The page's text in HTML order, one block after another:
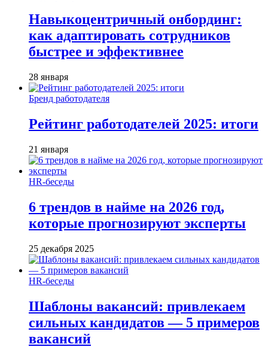
Навыкоцентричный онбординг:
как адаптировать сотрудников
быстрее и эффективнее
28 января
Бренд работодателя
Рейтинг работодателей 2025: итоги
21 января
HR-беседы
6 трендов в найме на 2026 год,
которые прогнозируют эксперты
25 декабря 2025
HR-беседы
Шаблоны вакансий: привлекаем
сильных кандидатов — 5 примеров
вакансий